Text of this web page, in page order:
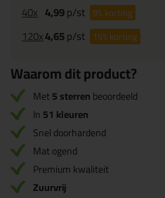
40x 4,99p/st 9%korting
120x4,65p/st 15%korting
Waarom dit product?
Met5 sterrenbeoordeeld
In51 kleuren
Snel doorhardend
Mat ogend
Premium kwaliteit
Zuurvrij